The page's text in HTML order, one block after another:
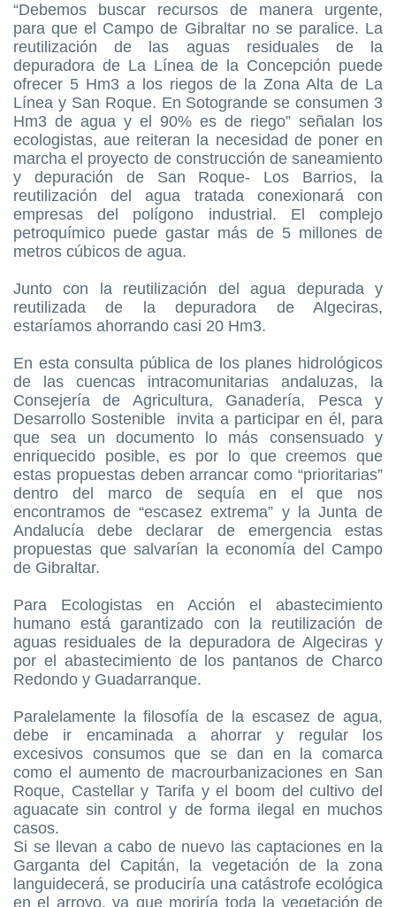
“Debemos buscar recursos de manera urgente,
para que el Campo de Gibraltar no se paralice. La
reutilización de las aguas residuales de la
depuradora de La Línea de la Concepción puede
ofrecer 5 Hm3 a los riegos de la Zona Alta de La
Línea y San Roque. En Sotogrande se consumen 3
Hm3 de agua y el 90% es de riego” señalan los
ecologistas, aue reiteran la necesidad de poner en
marcha el proyecto de construcción de saneamiento
y depuración de San Roque- Los Barrios, la
reutilización del agua tratada conexionará con
empresas del polígono industrial. El complejo
petroquímico puede gastar más de 5 millones de
metros cúbicos de agua.
Junto con la reutilización del agua depurada y
reutilizada de la depuradora de Algeciras,
estaríamos ahorrando casi 20 Hm3.
En esta consulta pública de los planes hidrológicos
de las cuencas intracomunitarias andaluzas, la
Consejería de Agricultura, Ganadería, Pesca y
Desarrollo Sostenible invita a participar en él, para
que sea un documento lo más consensuado y
enriquecido posible, es por lo que creemos que
estas propuestas deben arrancar como “prioritarias”
dentro del marco de sequía en el que nos
encontramos de “escasez extrema” y la Junta de
Andalucía debe declarar de emergencia estas
propuestas que salvarían la economía del Campo
de Gibraltar.
Para Ecologistas en Acción el abastecimiento
humano está garantizado con la reutilización de
aguas residuales de la depuradora de Algeciras y
por el abastecimiento de los pantanos de Charco
Redondo y Guadarranque.
Paralelamente la filosofía de la escasez de agua,
debe ir encaminada a ahorrar y regular los
excesivos consumos que se dan en la comarca
como el aumento de macrourbanizaciones en San
Roque, Castellar y Tarifa y el boom del cultivo del
aguacate sin control y de forma ilegal en muchos
casos.
Si se llevan a cabo de nuevo las captaciones en la
Garganta del Capitán, la vegetación de la zona
languidecerá, se produciría una catástrofe ecológica
en el arroyo, ya que moriría toda la vegetación de